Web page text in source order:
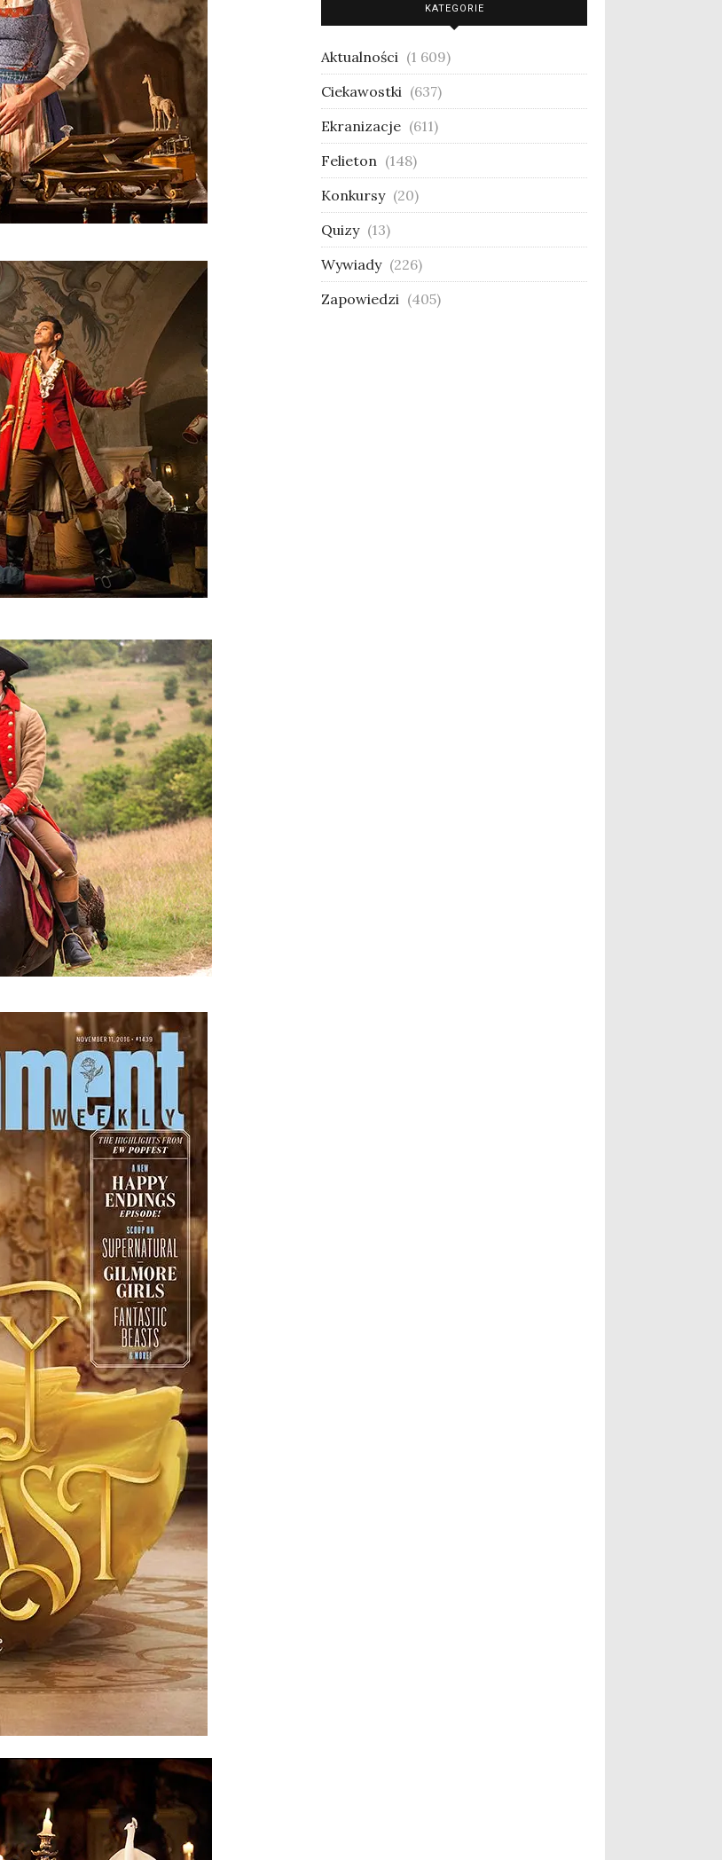
KATEGORIE
Aktualności (1 609)
Ciekawostki (637)
Ekranizacje (611)
Felieton (148)
Konkursy (20)
Quizy (13)
Wywiady (226)
Zapowiedzi (405)